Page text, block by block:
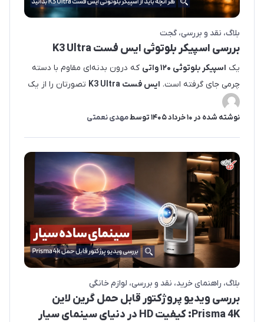
بلاگ نقد و بررسی گجت
بررسی اسپیکر بلوتوثی ایس فست K3 Ultra
یک اسپیکر بلوتوثی ۱۲۰ واتی
که درون بدنه‌ای مقاوم با دسته
چرمی جای گرفته است. ایس فست K3 Ultra تصورتان را از یک
نوشته شده در 10 خرداد 1405 توسطمهدی نعمتی
بلاگ راهنمای خرید نقد و بررسی لوازم خانگی
بررسی ویدیو پروژکتور قابل حمل گرین لاین
Prisma 4K: کیفیت HD در دنیای سینمای سیار